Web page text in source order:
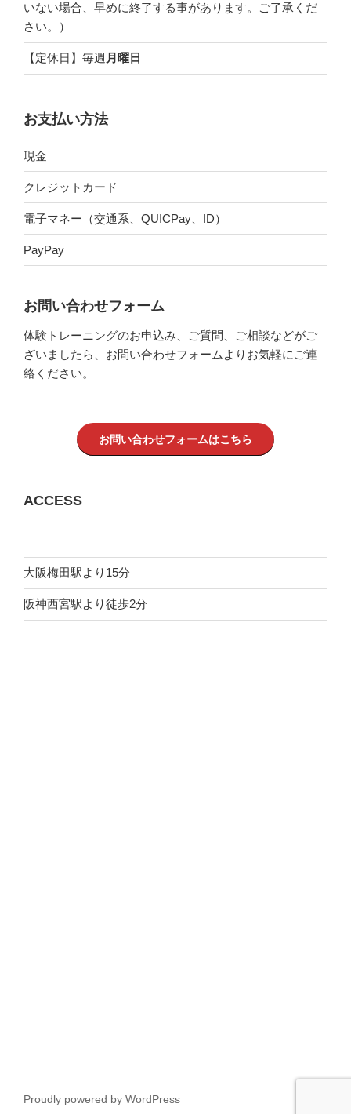
いない場合、早めに終了する事があります。ご了承くだ
さい。）
【定休日】毎週 月曜日
お支払い方法
現金
クレジットカード
電子マネー（交通系、QUICPay、ID）
PayPay
お問い合わせフォーム
体験トレーニングのお申込み、ご質問、ご相談などがご
ざいましたら、お問い合わせフォームよりお気軽にご連
絡ください。
お問い合わせフォームはこちら
ACCESS
大阪梅田駅より15分
阪神西宮駅より徒歩2分
Proudly powered by WordPress